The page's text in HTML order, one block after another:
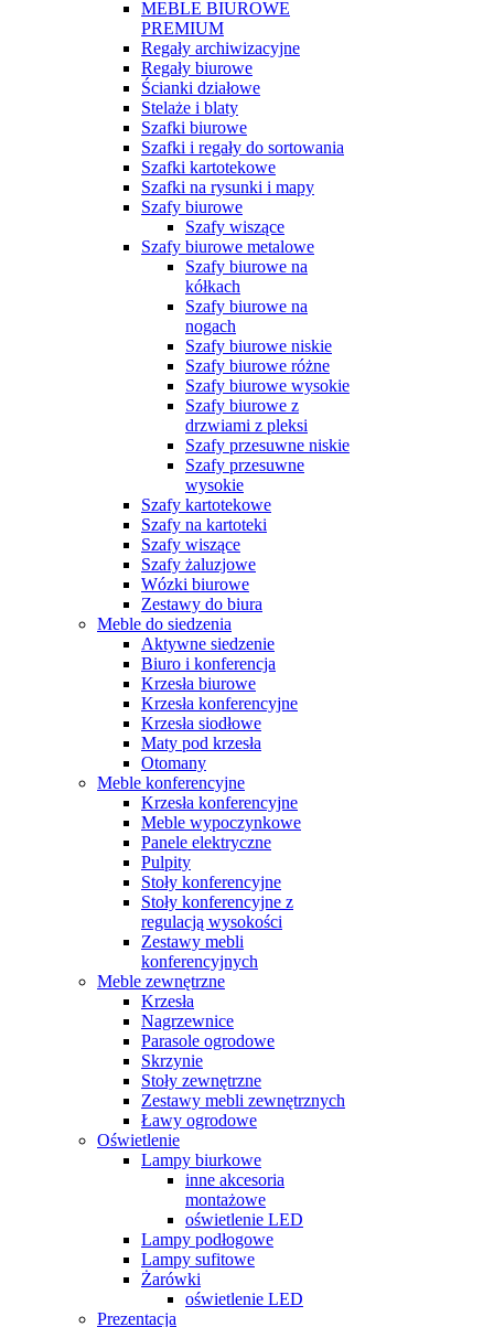
MEBLE BIUROWE
PREMIUM
Regały archiwizacyjne
Regały biurowe
Ścianki działowe
Stelaże i blaty
Szafki biurowe
Szafki i regały do sortowania
Szafki kartotekowe
Szafki na rysunki i mapy
Szafy biurowe
Szafy wiszące
Szafy biurowe metalowe
Szafy biurowe na
kółkach
Szafy biurowe na
nogach
Szafy biurowe niskie
Szafy biurowe różne
Szafy biurowe wysokie
Szafy biurowe z
drzwiami z pleksi
Szafy przesuwne niskie
Szafy przesuwne
wysokie
Szafy kartotekowe
Szafy na kartoteki
Szafy wiszące
Szafy żaluzjowe
Wózki biurowe
Zestawy do biura
Meble do siedzenia
Aktywne siedzenie
Biuro i konferencja
Krzesła biurowe
Krzesła konferencyjne
Krzesła siodłowe
Maty pod krzesła
Otomany
Meble konferencyjne
Krzesła konferencyjne
Meble wypoczynkowe
Panele elektryczne
Pulpity
Stoły konferencyjne
Stoły konferencyjne z
regulacją wysokości
Zestawy mebli
konferencyjnych
Meble zewnętrzne
Krzesła
Nagrzewnice
Parasole ogrodowe
Skrzynie
Stoły zewnętrzne
Zestawy mebli zewnętrznych
Ławy ogrodowe
Oświetlenie
Lampy biurkowe
inne akcesoria
montażowe
oświetlenie LED
Lampy podłogowe
Lampy sufitowe
Żarówki
oświetlenie LED
Prezentacja